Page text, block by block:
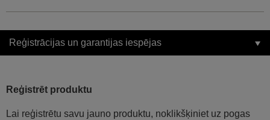
Reģistrācijas un garantijas iespējas
Reģistrēt produktu
Lai reģistrētu savu jauno produktu, noklikšķiniet uz pogas